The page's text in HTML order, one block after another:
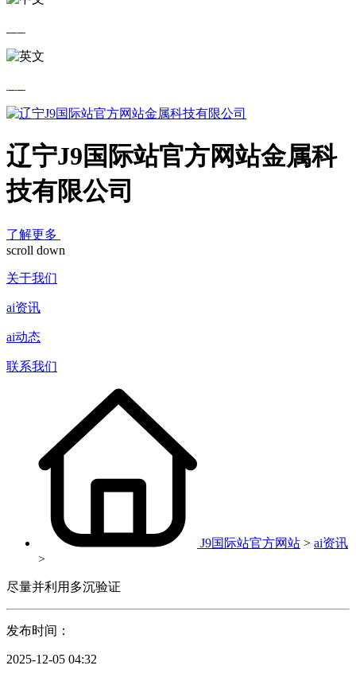
辽宁J9国际站官方网站金属科
技有限公司
了解更多
scroll down
关于我们
ai资讯
ai动态
联系我们
J9国际站官方网站 > ai资讯
>
尽量并利用多沉验证
发布时间：
2025-12-05 04:32